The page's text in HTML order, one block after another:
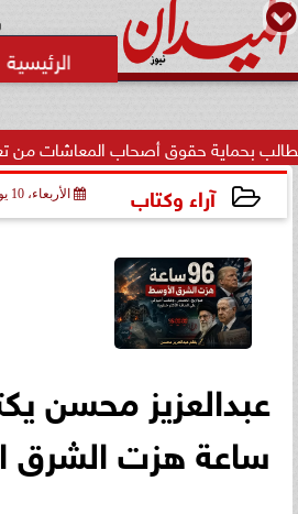
أصحاب المعاشات من تعطل...
آراء وكتاب الأربعاء، 10 يونيو 2026
ساعة هزت الشرق